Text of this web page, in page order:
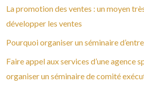
La promotion des ventes : un moyen
développer les ventes
Pourquoi organiser un séminaire
Faire appel aux services d’une agence
organiser un séminaire de comité